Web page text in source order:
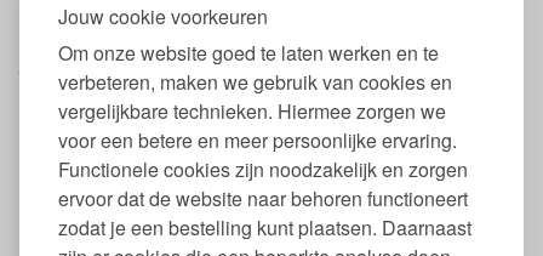
Jouw cookie voorkeuren
Om onze website goed te laten werken en te
verbeteren, maken we gebruik van cookies en
vergelijkbare technieken. Hiermee zorgen we
voor een betere en meer persoonlijke ervaring.
Functionele cookies zijn noodzakelijk en zorgen
ervoor dat de website naar behoren functioneert
zodat je een bestelling kunt plaatsen. Daarnaast
Eigenschappen zachte make-up remover
voor de ogen
Inhoud: 100 ml.
Zachte reiniging voor de ogen
Vrij van siliconen, minerale olie en microplastics
Reinigt op een zachte en natuurlijke manier
Voor de gevoelige huid
Laat de huid zacht aanvoelen